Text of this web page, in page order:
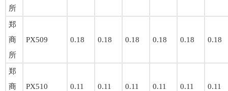
所
郑
商
所
PX509 0.18 0.18 0.18 0.18 0.18 0.18
郑
商
PX510 0.11 0.11 0.11 0.11 0.11 0.11